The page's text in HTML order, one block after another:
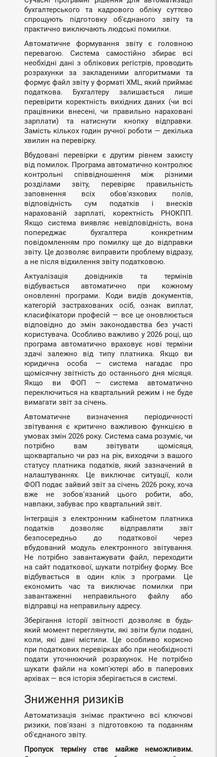
бухгалтерського та кадрового обліку суттєво
спрощують підготовку об'єднаного звіту та
практично виключають людські помилки.
Автоматичне формування звіту є головною
перевагою. Система самостійно збирає всі
необхідні дані з облікових регістрів, проводить
розрахунки за закладеними алгоритмами та
формує файл звіту у форматі XML, який приймає
податкова. Бухгалтеру залишається лише
перевірити коректність вихідних даних (чи всі
працівники внесені, чи правильно нараховані
зарплати) та натиснути кнопку відправки.
Замість кількох годин ручної роботи — декілька
хвилин на перевірку.
Вбудовані перевірки є другим рівнем захисту
від помилок. Програма автоматично контролює
контрольні співвідношення між різними
розділами звіту, перевіряє правильність
заповнення всіх обов'язкових полів,
відповідність сум податків і внесків
нарахованій зарплаті, коректність РНОКПП.
Якщо система виявляє невідповідність, вона
попереджає бухгалтера конкретним
повідомленням про помилку ще до відправки
звіту. Це дозволяє виправити проблему відразу,
а не після відхилення звіту податковою.
Актуалізація довідників та термінів
відбувається автоматично при кожному
оновленні програми. Коди видів документів,
категорій застрахованих осіб, ознак виплат,
класифікатори професій — все це оновлюється
відповідно до змін законодавства без участі
користувача. Особливо важливо у 2026 році, що
програма автоматично враховує нові терміни
здачі залежно від типу платника. Якщо ви
юридична особа — система нагадає про
щомісячну звітність до останнього дня місяця.
Якщо ви ФОП — система автоматично
переключиться на квартальний режим і не буде
вимагати звіт за січень.
Автоматичне визначення періодичності
звітування є критично важливою функцією в
умовах змін 2026 року. Система сама розуміє, чи
потрібно вам звітувати щомісяця,
щоквартально чи раз на рік, виходячи з вашого
статусу платника податків, який зазначений в
налаштуваннях. Це виключає ситуації, коли
ФОП подає зайвий звіт за січень 2026 року, хоча
вже не зобов'язаний цього робити, або,
навпаки, забуває про квартальний звіт.
Інтеграція з електронним кабінетом платника
податків дозволяє відправляти звіт
безпосередньо до податкової через
вбудований модуль електронного звітування.
Не потрібно завантажувати файл, переходити
на сайт податкової, шукати потрібну форму. Все
відбувається в один клік з програми. Це
економить час та виключає помилки при
завантаженні неправильного файлу або
відправці на неправильну адресу.
Зберігання історії звітності дозволяє в будь-
який момент переглянути, які звіти були подані,
коли, які дані містили. Це особливо корисно
при податкових перевірках або при необхідності
подати уточнюючий розрахунок. Не потрібно
шукати файли на комп'ютері або в паперових
архівах — вся історія зберігається в системі.
Зниження ризиків
Автоматизація знімає практично всі ключові
ризики, пов'язані з підготовкою та поданням
об'єднаного звіту.
Пропуск терміну стає майже неможливим.